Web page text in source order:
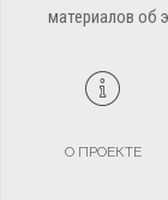
материалов об
О ПРОЕКТЕ